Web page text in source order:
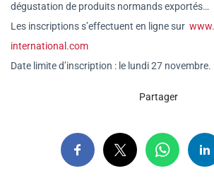
dégustation de produits normands exportés…
Les inscriptions s’effectuent en ligne sur
international.com
Date limite d’inscription : le lundi 27 novembre.
Partager